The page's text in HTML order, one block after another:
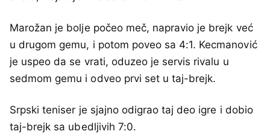
Marožan je bolje počeo meč, napravio je brejk već
u drugom gemu, i potom poveo sa 4:1. Kecmanović
je uspeo da se vrati, oduzeo je servis rivalu u
sedmom gemu i odveo prvi set u taj-brejk.
Srpski teniser je sjajno odigrao taj deo igre i dobio
taj-brejk sa ubedljivih 7:0.